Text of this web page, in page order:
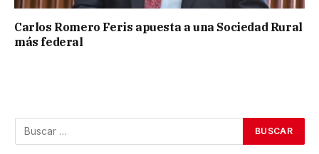
Carlos Romero Feris apuesta a una Sociedad Rural
más federal